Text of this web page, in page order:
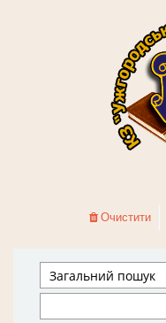
КЗ
Очистити